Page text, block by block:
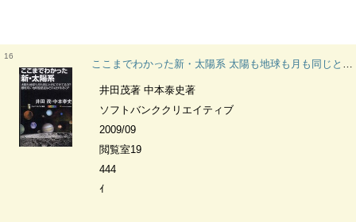
16
ここまでわかった新・太陽系 太陽も地球も月も同じときにできてるの?銀河系に地球型惑星はどれだけあるの? サイエンス・アイ新書 SIS-131 宇宙
井田茂著 中本泰史著
ソフトバンククリエイティブ
2009/09
閲覧室19
444
ｲ